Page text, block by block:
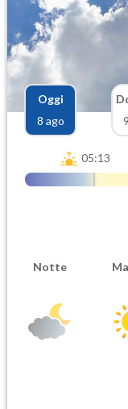
Oggi
8 ago
05:13
Notte